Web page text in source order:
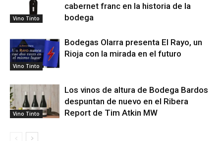
Vino Tinto
cabernet franc en la historia de la
bodega
Vino Tinto
Bodegas Olarra presenta El Rayo, un
Rioja con la mirada en el futuro
Vino Tinto
Los vinos de altura de Bodega Bardos
despuntan de nuevo en el Ribera
Report de Tim Atkin MW